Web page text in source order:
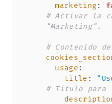
marketing :
# Activar la
"Marketing".
# Contenido
usage :
title :
# Título para